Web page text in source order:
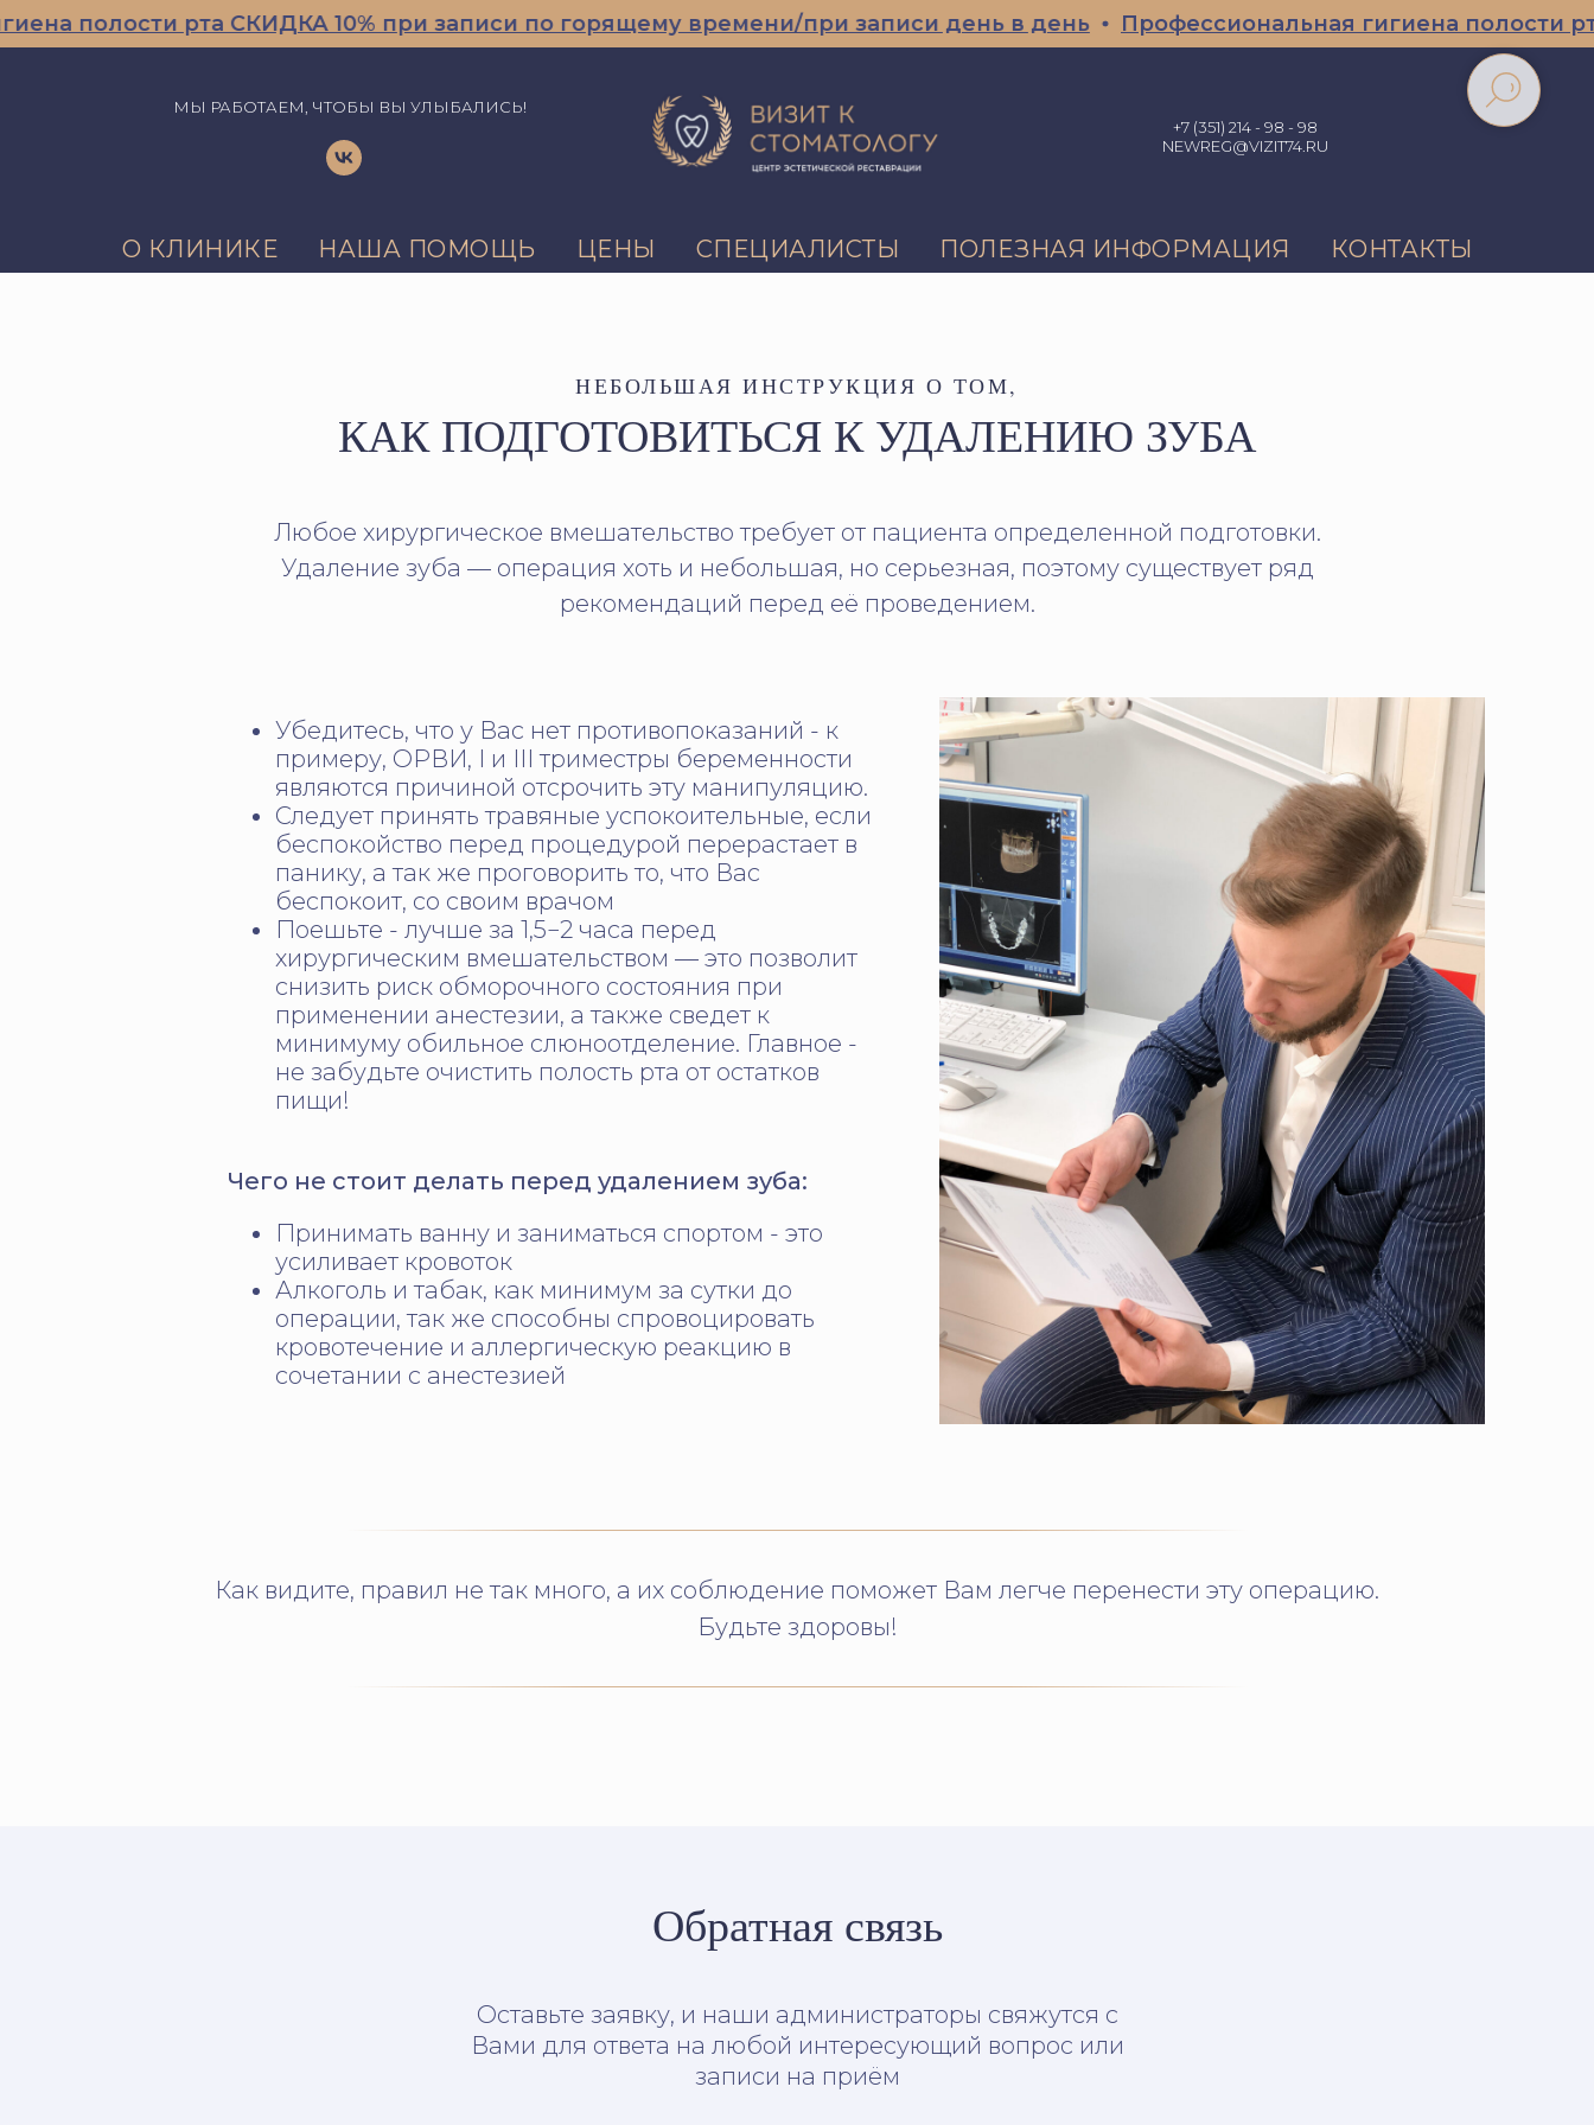
полости рта СКИДКА 10% при записи по горящему времени/при записи день в день Профессиональная гигиена полости рта
МЫ РАБОТАЕМ, ЧТОБЫ ВЫ УЛЫБАЛИСЬ!
+7 (351) 214 - 98 - 98
NEWREG@VIZIT74.RU
О КЛИНИКЕ НАША ПОМОЩЬ ЦЕНЫ СПЕЦИАЛИСТЫ ПОЛЕЗНАЯ ИНФОРМАЦИЯ КОНТАКТЫ
НЕБОЛЬШАЯ ИНСТРУКЦИЯ О ТОМ,
КАК ПОДГОТОВИТЬСЯ К УДАЛЕНИЮ ЗУБА
Любое хирургическое вмешательство требует от пациента определенной подготовки.
Удаление зуба — операция хоть и небольшая, но серьезная, поэтому существует ряд
рекомендаций перед её проведением.
Убедитесь, что у Вас нет противопоказаний - к
примеру, ОРВИ, I и III триместры беременности
являются причиной отсрочить эту манипуляцию.
Следует принять травяные успокоительные, если
беспокойство перед процедурой перерастает в
панику, а так же проговорить то, что Вас
беспокоит, со своим врачом
Поешьте - лучше за 1,5−2 часа перед
хирургическим вмешательством — это позволит
снизить риск обморочного состояния при
применении анестезии, а также сведет к
минимуму обильное слюноотделение. Главное -
не забудьте очистить полость рта от остатков
пищи!
Чего не стоит делать перед удалением зуба:
Принимать ванну и заниматься спортом - это
усиливает кровоток
Алкоголь и табак, как минимум за сутки до
операции, так же способны спровоцировать
кровотечение и аллергическую реакцию в
сочетании с анестезией
Как видите, правил не так много, а их соблюдение поможет Вам легче перенести эту операцию.
Будьте здоровы!
Обратная связь
Оставьте заявку, и наши администраторы свяжутся с
Вами для ответа на любой интересующий вопрос или
записи на приём